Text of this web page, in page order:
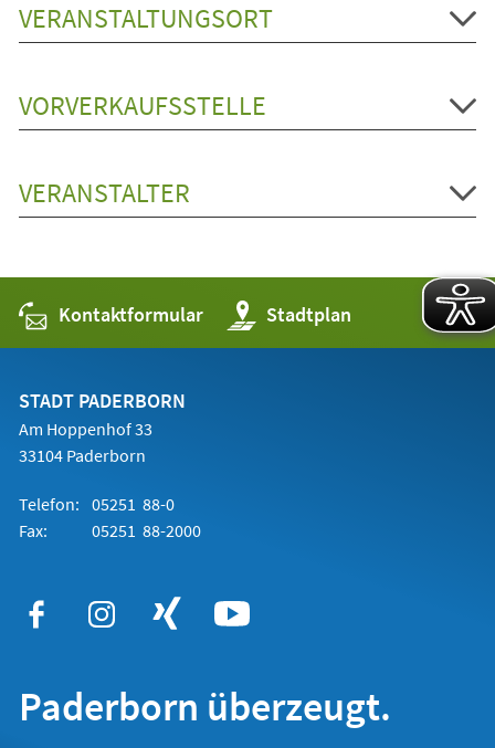
VERANSTALTUNGSORT
VORVERKAUFSSTELLE
VERANSTALTER
Kontaktformular Stadtplan
(Öffnet
in
einem
STADT PADERBORN
Am Hoppenhof 33
33104 Paderborn
Telefon: 05251 88-0
Fax:
05251 88-2000
Paderborn überzeugt.